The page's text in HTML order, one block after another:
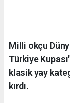
Milli okçu
Türkiye
klasik yay
kırdı.